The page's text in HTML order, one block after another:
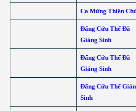
Ca Mừng Thiên
Đấng Cứu Thế Đã
Giáng Sinh
Đấng Cứu Thế Đã
Giáng Sinh
Đấng Cứu Thế
Sinh